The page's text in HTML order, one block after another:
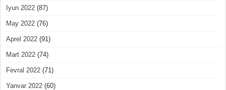
Iyun 2022 (87)
May 2022 (76)
Aprel 2022 (91)
Mart 2022 (74)
Fevral 2022 (71)
Yanvar 2022 (60)